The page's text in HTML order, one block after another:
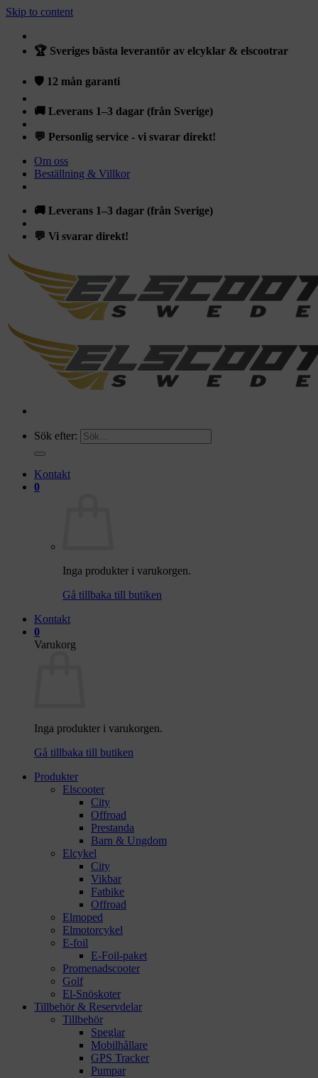
Skip to content
🏆 Sveriges bästa leverantör av elcyklar & elscootrar
🛡️ 12 mån garanti
🚚 Leverans 1–3 dagar (från Sverige)
💬 Personlig service - vi svarar direkt!
Om oss
Beställning & Villkor
🚚 Leverans 1–3 dagar (från Sverige)
💬 Vi svarar direkt!
Sök efter:
Kontakt
0
Inga produkter i varukorgen.
Gå tillbaka till butiken
Kontakt
0
Varukorg
Inga produkter i varukorgen.
Gå tillbaka till butiken
Produkter
Elscooter
City
Offroad
Prestanda
Barn & Ungdom
Elcykel
City
Vikbar
Fatbike
Offroad
Elmoped
Elmotorcykel
E-foil
E-Foil-paket
Promenadscooter
Golf
El-Snöskoter
Tillbehör & Reservdelar
Tillbehör
Speglar
Mobilhållare
GPS Tracker
Pumpar